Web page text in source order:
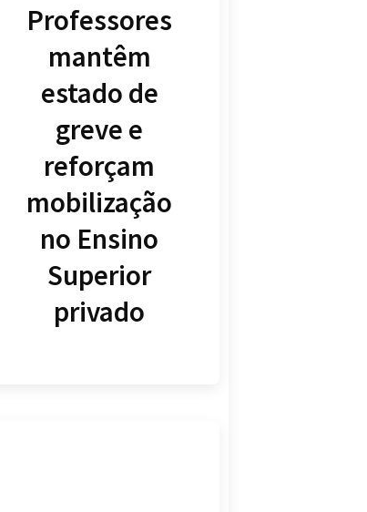
Professores
mantêm
estado de
greve e
reforçam
mobilização
no Ensino
Superior
privado